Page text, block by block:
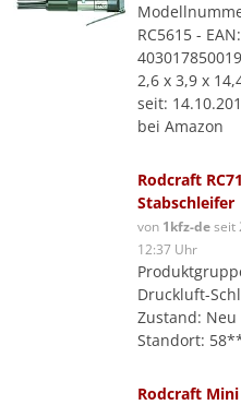
RC5615 - EAN:
2,6 x 3,9 x
seit:
bei Amazon
Rodcraft
Stabschleifer
von 1kfz-deseit
12:37 Uhr
Druckluft-
Zustand: Neu
Standort:
Rodcraft Mini